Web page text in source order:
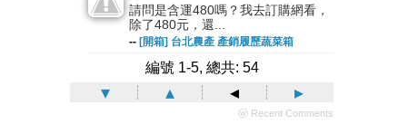
請問是含運480嗎？我去訂購網看，
除了480元，還...
-- [開箱] 台北農產 產銷履歷蔬菜箱
編號 1-5, 總共: 54
▾ ▴ ◂ ▸
ⓦ Recent Comments